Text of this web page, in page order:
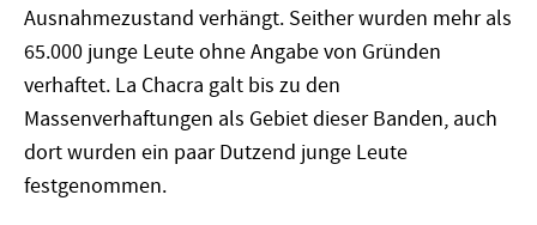
Ausnahmezustand verhängt. Seither wurden mehr als
65.000 junge Leute ohne Angabe von Gründen
verhaftet. La Chacra galt bis zu den
Massenverhaftungen als Gebiet dieser Banden, auch
dort wurden ein paar Dutzend junge Leute
festgenommen.